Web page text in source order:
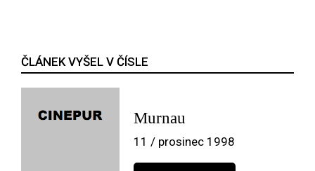
ČLÁNEK VYŠEL V ČÍSLE
Murnau
11 / prosinec 1998